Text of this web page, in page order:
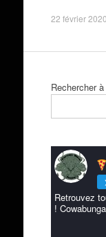
22 février 2020
Rechercher
Retrouvez
!